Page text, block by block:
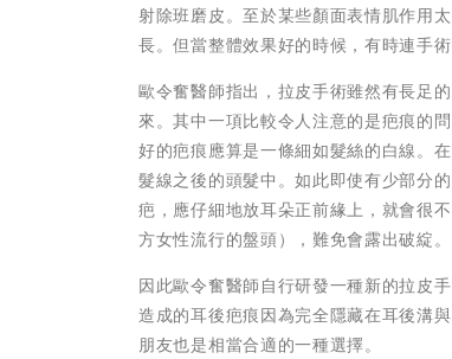
射除班磨皮。至於某些顏面表情肌作用
長。但當整體效果好的時候，有時連手
歐令奮醫師指出，拉皮手術雖然有長足
來。其中一項比較令人注意的是疤痕的
好的疤痕應算是一條細如髮絲的白線。
髮線之後的頭髮中。如此即使有少部分
疤，應仔細地放耳朵正前緣上，就會很
方女性流行的盤頭），難免會露出破綻。
因此歐令奮醫師自行研發一種新的拉皮
造成的耳後疤痕因為完全隱藏在耳後溝
朋友也是相當合適的一種選擇。